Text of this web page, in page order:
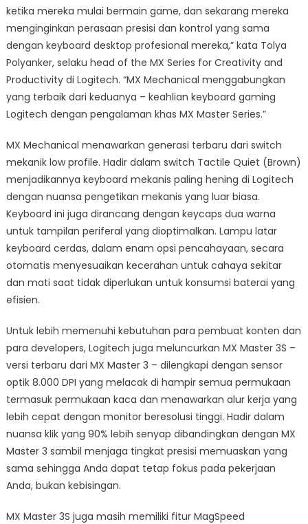
ketika mereka mulai bermain game, dan sekarang mereka
menginginkan perasaan presisi dan kontrol yang sama
dengan keyboard desktop profesional mereka,” kata Tolya
Polyanker, selaku head of the MX Series for Creativity and
Productivity di Logitech. “MX Mechanical menggabungkan
yang terbaik dari keduanya – keahlian keyboard gaming
Logitech dengan pengalaman khas MX Master Series.”
MX Mechanical menawarkan generasi terbaru dari switch
mekanik low profile. Hadir dalam switch Tactile Quiet (Brown)
menjadikannya keyboard mekanis paling hening di Logitech
dengan nuansa pengetikan mekanis yang luar biasa.
Keyboard ini juga dirancang dengan keycaps dua warna
untuk tampilan periferal yang dioptimalkan. Lampu latar
keyboard cerdas, dalam enam opsi pencahayaan, secara
otomatis menyesuaikan kecerahan untuk cahaya sekitar
dan mati saat tidak diperlukan untuk konsumsi baterai yang
efisien.
Untuk lebih memenuhi kebutuhan para pembuat konten dan
para developers, Logitech juga meluncurkan MX Master 3S –
versi terbaru dari MX Master 3 – dilengkapi dengan sensor
optik 8.000 DPI yang melacak di hampir semua permukaan
termasuk permukaan kaca dan menawarkan alur kerja yang
lebih cepat dengan monitor beresolusi tinggi. Hadir dalam
nuansa klik yang 90% lebih senyap dibandingkan dengan MX
Master 3 sambil menjaga tingkat presisi memuaskan yang
sama sehingga Anda dapat tetap fokus pada pekerjaan
Anda, bukan kebisingan.
MX Master 3S juga masih memiliki fitur MagSpeed